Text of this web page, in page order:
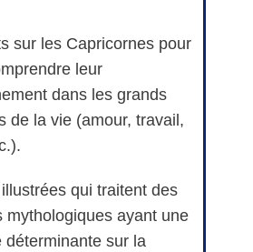
sur les Capricornes pour
leur
dans les grands
de la vie (amour, travail,
qui traitent des
mythologiques ayant une
déterminante sur la